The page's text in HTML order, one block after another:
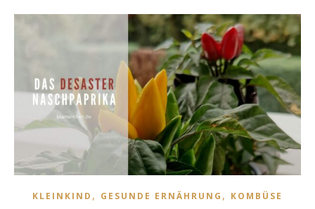
KLEINKIND , GESUNDE ERNÄHRUNG , KOMBÜSE